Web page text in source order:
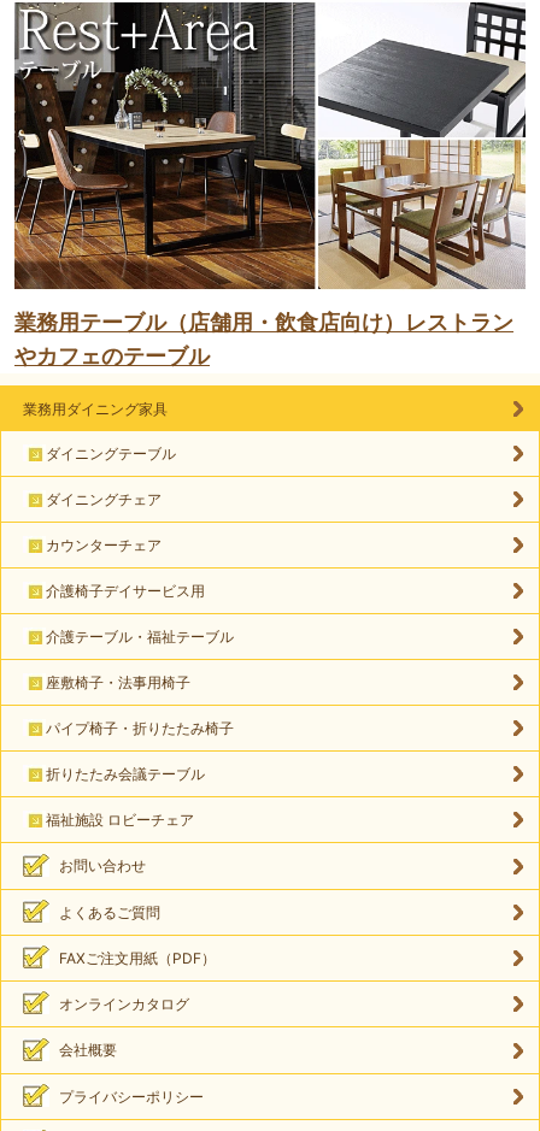
業務用テーブル（店舗用・飲食店向け）レストラン
やカフェのテーブル
業務用ダイニング家具
ダイニングテーブル
ダイニングチェア
カウンターチェア
介護椅子デイサービス用
介護テーブル・福祉テーブル
座敷椅子・法事用椅子
パイプ椅子・折りたたみ椅子
折りたたみ会議テーブル
福祉施設 ロビーチェア
お問い合わせ
よくあるご質問
FAXご注文用紙（PDF）
オンラインカタログ
会社概要
プライバシーポリシー